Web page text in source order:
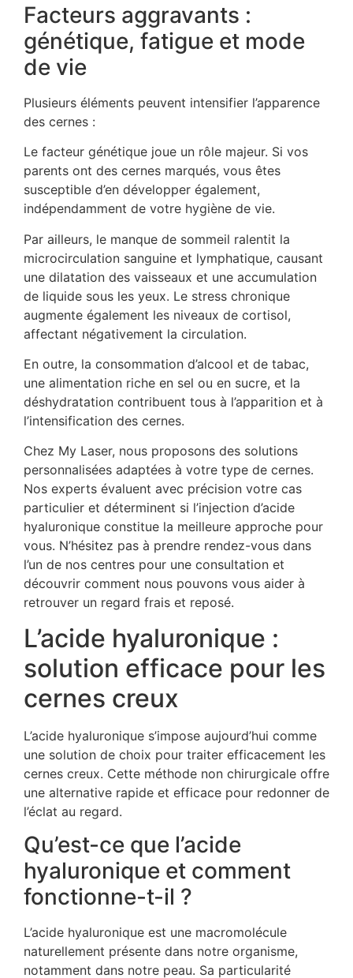
Facteurs aggravants :
génétique, fatigue et mode
de vie
Plusieurs éléments peuvent intensifier l’apparence
des cernes :
Le facteur génétique joue un rôle majeur. Si vos
parents ont des cernes marqués, vous êtes
susceptible d’en développer également,
indépendamment de votre hygiène de vie.
Par ailleurs, le manque de sommeil ralentit la
microcirculation sanguine et lymphatique, causant
une dilatation des vaisseaux et une accumulation
de liquide sous les yeux. Le stress chronique
augmente également les niveaux de cortisol,
affectant négativement la circulation.
En outre, la consommation d’alcool et de tabac,
une alimentation riche en sel ou en sucre, et la
déshydratation contribuent tous à l’apparition et à
l’intensification des cernes.
Chez My Laser, nous proposons des solutions
personnalisées adaptées à votre type de cernes.
Nos experts évaluent avec précision votre cas
particulier et déterminent si l’injection d’acide
hyaluronique constitue la meilleure approche pour
vous. N’hésitez pas à prendre rendez-vous dans
l’un de nos centres pour une consultation et
découvrir comment nous pouvons vous aider à
retrouver un regard frais et reposé.
L’acide hyaluronique :
solution efficace pour les
cernes creux
L’acide hyaluronique s’impose aujourd’hui comme
une solution de choix pour traiter efficacement les
cernes creux. Cette méthode non chirurgicale offre
une alternative rapide et efficace pour redonner de
l’éclat au regard.
Qu’est-ce que l’acide
hyaluronique et comment
fonctionne-t-il ?
L’acide hyaluronique est une macromolécule
naturellement présente dans notre organisme,
notamment dans notre peau. Sa particularité